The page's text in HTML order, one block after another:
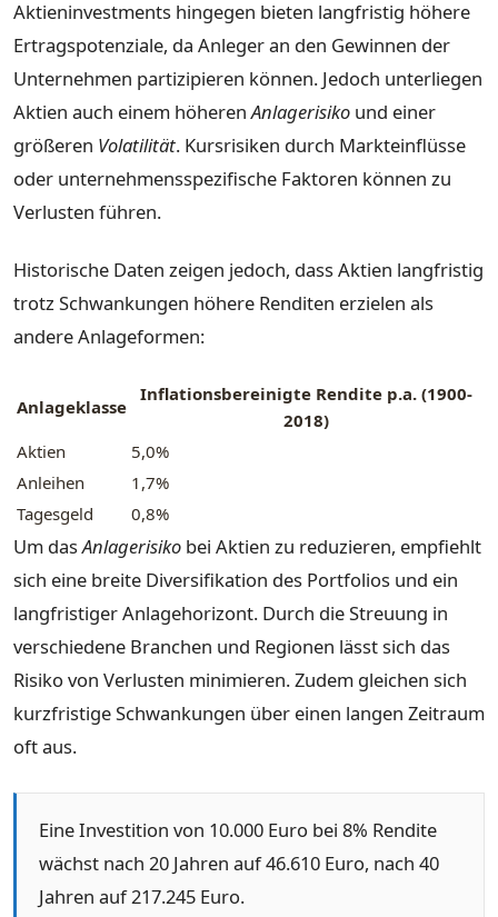
Aktieninvestments hingegen bieten langfristig höhere
Ertragspotenziale, da Anleger an den Gewinnen der
Unternehmen partizipieren können. Jedoch unterliegen
Aktien auch einem höherenAnlagerisiko und einer
größeren Volatilität. Kursrisiken durch Markteinflüsse
oder unternehmensspezifische Faktoren können zu
Verlusten führen.
Historische Daten zeigen jedoch, dass Aktien langfristig
trotz Schwankungen höhere Renditen erzielen als
andere Anlageformen:
Anlageklasse
Inflationsbereinigte Rendite p.a. (1900-
2018)
Aktien
5,0%
Anleihen
1,7%
Tagesgeld
0,8%
Um dasAnlagerisiko bei Aktien zu reduzieren, empfiehlt
sich eine breite Diversifikation des Portfolios und ein
langfristiger Anlagehorizont. Durch die Streuung in
verschiedene Branchen und Regionen lässt sich das
Risiko von Verlusten minimieren. Zudem gleichen sich
kurzfristige Schwankungen über einen langen Zeitraum
oft aus.
Eine Investition von 10.000 Euro bei 8% Rendite
wächst nach 20 Jahren auf 46.610 Euro, nach 40
Jahren auf 217.245 Euro.